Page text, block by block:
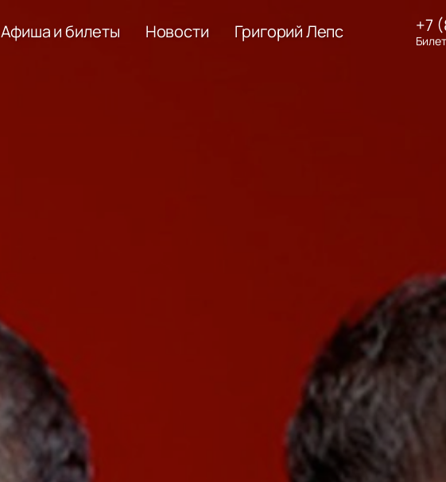
Афиша и билеты Новости Григорий Лепс +7